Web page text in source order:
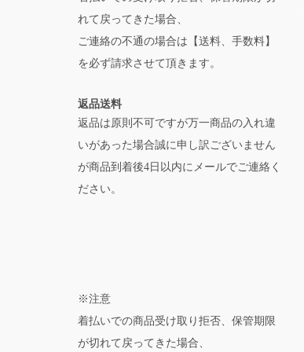
れて戻ってきた場合、
ご連絡の不通の場合は【送料、手数料】
を必ず請求させて頂きます。
返品送料
返品は原則不可ですが万一商品の入れ違
いがあった場合誠に申し訳ございません
が商品到着後4日以内にメールでご連絡く
ださい。
※注意
着払いでの商品受け取り拒否、保管期限
が切れて戻ってきた場合、